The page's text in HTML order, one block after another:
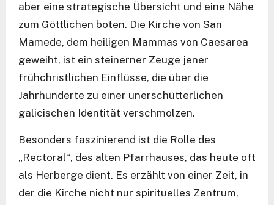
aber eine strategische Übersicht und eine Nähe
zum Göttlichen boten. Die Kirche von San
Mamede, dem heiligen Mammas von Caesarea
geweiht, ist ein steinerner Zeuge jener
frühchristlichen Einflüsse, die über die
Jahrhunderte zu einer unerschütterlichen
galicischen Identität verschmolzen.
Besonders faszinierend ist die Rolle des
„Rectoral“, des alten Pfarrhauses, das heute oft
als Herberge dient. Es erzählt von einer Zeit, in
der die Kirche nicht nur spirituelles Zentrum,